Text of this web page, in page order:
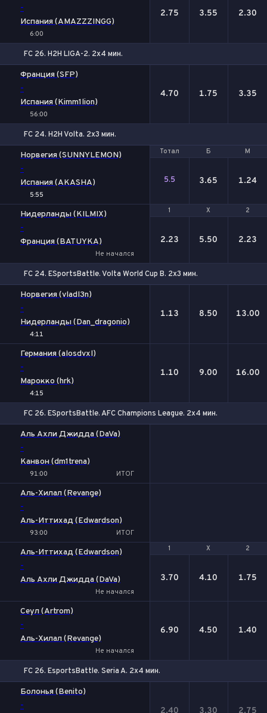
-
Испания (AMAZZZINGG)
6:00
2.75 3.55 2.30
FC 26. H2H LIGA-2. 2x4 мин.
Франция (SFP)
-
Испания (Kimm1lion)
56:00
4.70 1.75 3.35
FC 24. H2H Volta. 2х3 мин.
Тотал Б М
Норвегия (SUNNYLEMON)
-
Испания (AKASHA)
5:55
Тотал Б М
5.5 3.65 1.24
1 Х 2
Нидерланды (KILMIX)
-
Франция (BATUYKA)
Не начался
1 Х 2
2.23 5.50 2.23
FC 24. ESportsBattle. Volta World Cup B. 2x3 мин.
Норвегия (vladl3n)
-
Нидерланды (Dan_dragonio)
4:11
1.13 8.50 13.00
Германия (alosdvxl)
-
Марокко (hrk)
4:15
1.10 9.00 16.00
FC 26. ESportsBattle. AFC Champions League. 2x4 мин.
Аль Ахли Джидда (DaVa)
-
Канвон (dm1trena)
91:00 ИТОГ
Аль-Хилал (Revange)
-
Аль-Иттихад (Edwardson)
93:00
ИТОГ
1
Х 2
Аль-Иттихад (Edwardson)
-
Аль Ахли Джидда (DaVa)
Не начался
1 Х 2
3.70 4.10 1.75
Сеул (Artrom)
-
Аль-Хилал (Revange)
Не начался
6.90 4.50 1.40
FC 26. EsportsBattle. Seria A. 2x4 мин.
Болонья (Benito)
- 2.40 3.30 2.75